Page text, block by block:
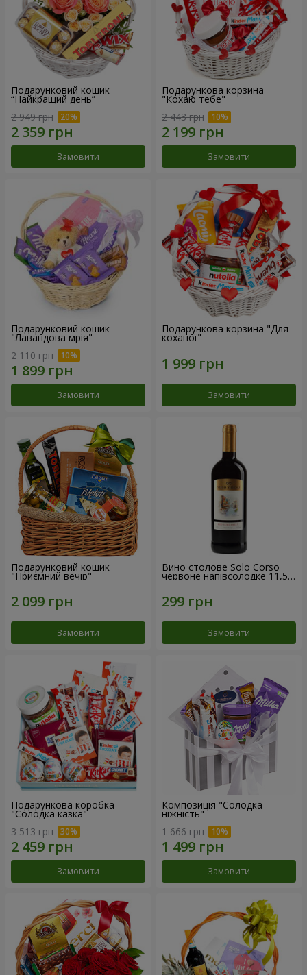
Подарунковий кошик
“Найкращий день”
2 949 грн
Замовити
Подарункова корзина
"Кохаю тебе"
2 443 грн
Замовити
Подарунковий кошик
"Лавандова мрія"
2 110 грн
Замовити
Подарункова корзина "Для
коханої"
Замовити
Подарунковий кошик
"Приємний вечір"
Замовити
Вино столове Solo Corso
червоне напівсолодке 11,5%
0,75 л
Замовити
Подарункова коробка
"Солодка казка"
3 513 грн
Замовити
Композиція "Солодка
ніжність"
1 666 грн
Замовити